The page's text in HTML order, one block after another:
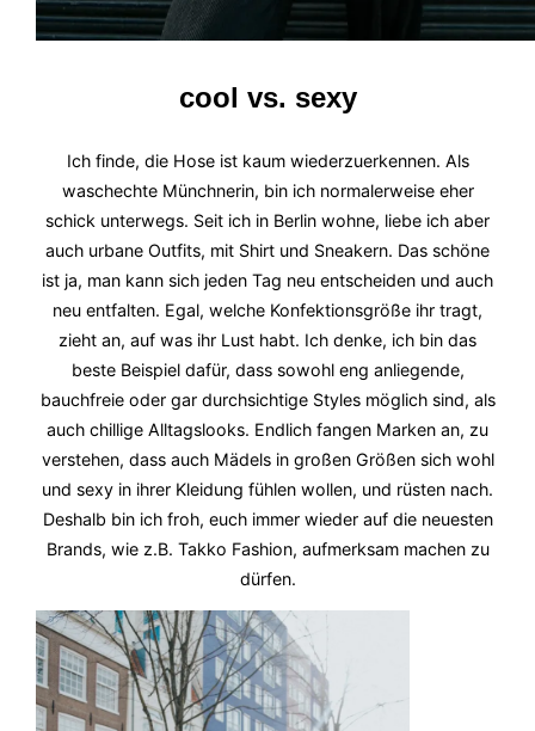
cool vs. sexy
Ich finde, die Hose ist kaum wiederzuerkennen. Als
waschechte Münchnerin, bin ich normalerweise eher
schick unterwegs. Seit ich in Berlin wohne, liebe ich aber
auch urbane Outfits, mit Shirt und Sneakern. Das schöne
ist ja, man kann sich jeden Tag neu entscheiden und auch
neu entfalten. Egal, welche Konfektionsgröße ihr tragt,
zieht an, auf was ihr Lust habt. Ich denke, ich bin das
beste Beispiel dafür, dass sowohl eng anliegende,
bauchfreie oder gar durchsichtige Styles möglich sind, als
auch chillige Alltagslooks. Endlich fangen Marken an, zu
verstehen, dass auch Mädels in großen Größen sich wohl
und sexy in ihrer Kleidung fühlen wollen, und rüsten nach.
Deshalb bin ich froh, euch immer wieder auf die neuesten
Brands, wie z.B. Takko Fashion, aufmerksam machen zu
dürfen.